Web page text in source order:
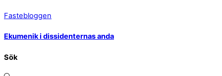
Fastebloggen
Ekumenik i dissidenternas anda
Sök